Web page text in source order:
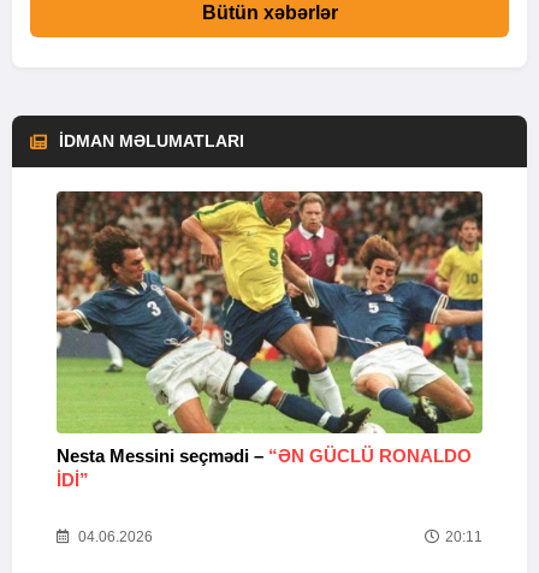
Bütün xəbərlər
İDMAN MƏLUMATLARI
Nesta Messini seçmədi – “ƏN GÜCLÜ RONALDO
IDI”
04.06.2026 20:11